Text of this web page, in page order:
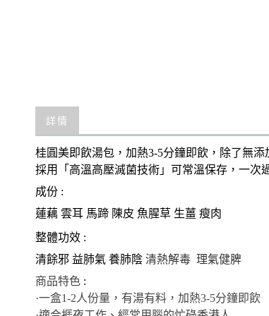
詳情
桂圓美即飲湯包，加熱3-5分鐘即飲，除了無
採用「高溫高壓滅菌技術」可常溫保存，一次
成份 :
蓮藕 雲耳 馬蹄 陳皮 魚腥草 生薑 瘦肉
整體功效 :
清餘邪 益肺氣 養肺陰 清熱解毒 理氣健脾
商品特色 :
·一盒1-2人份量，有湯有料，加熱3-5分鐘即飲